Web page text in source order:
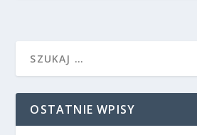
OSTATNIE WPISY